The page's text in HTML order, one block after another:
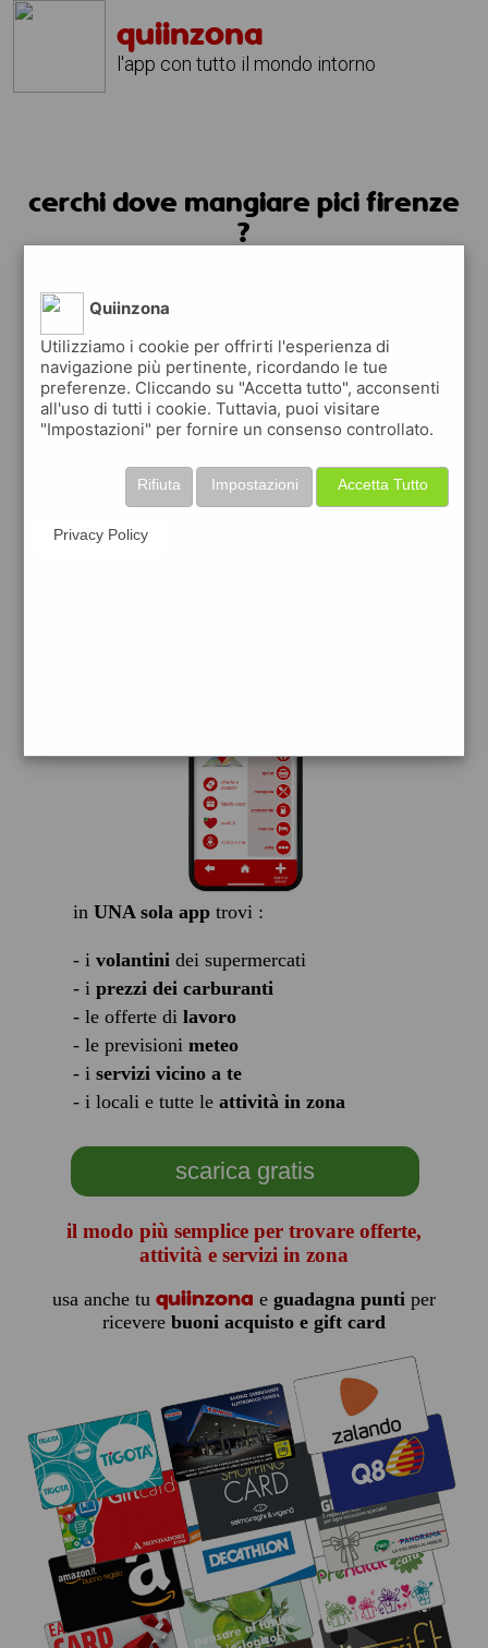
quiinzona
l'app con tutto il mondo intorno
cerchi dove mangiare pici firenze
?
in UNA sola apptrovi :
- i volantinidei supermercati
- i prezzi dei carburanti
- le offerte di lavoro
- le previsioni meteo
- i servizi vicino a te
- i locali e tutte le attività in zona
scarica gratis
il modo più semplice per trovare offerte,
attività e servizi in zona
usa anche tu quiinzona e guadagna puntiper
ricevere buoni acquisto e gift card
Quiinzona
Utilizziamo i cookie per offrirti l'esperienza di
navigazione più pertinente, ricordando le tue
preferenze. Cliccando su "Accetta tutto", acconsenti
all'uso di tutti i cookie. Tuttavia, puoi visitare
"Impostazioni" per fornire un consenso controllato.
Accetta Tutto
Impostazioni
Rifiuta
Privacy Policy